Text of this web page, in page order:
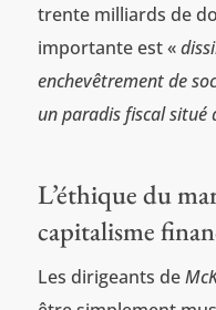
trente milliards de
importante est «
enchevêtrement de
un paradis fiscal situé
L’éthique du
capitalisme
Les dirigeants de